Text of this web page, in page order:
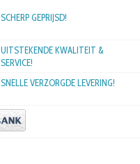
SCHERP GEPRIJSD!
UITSTEKENDE KWALITEIT &
SERVICE!
SNELLE VERZORGDE LEVERING!